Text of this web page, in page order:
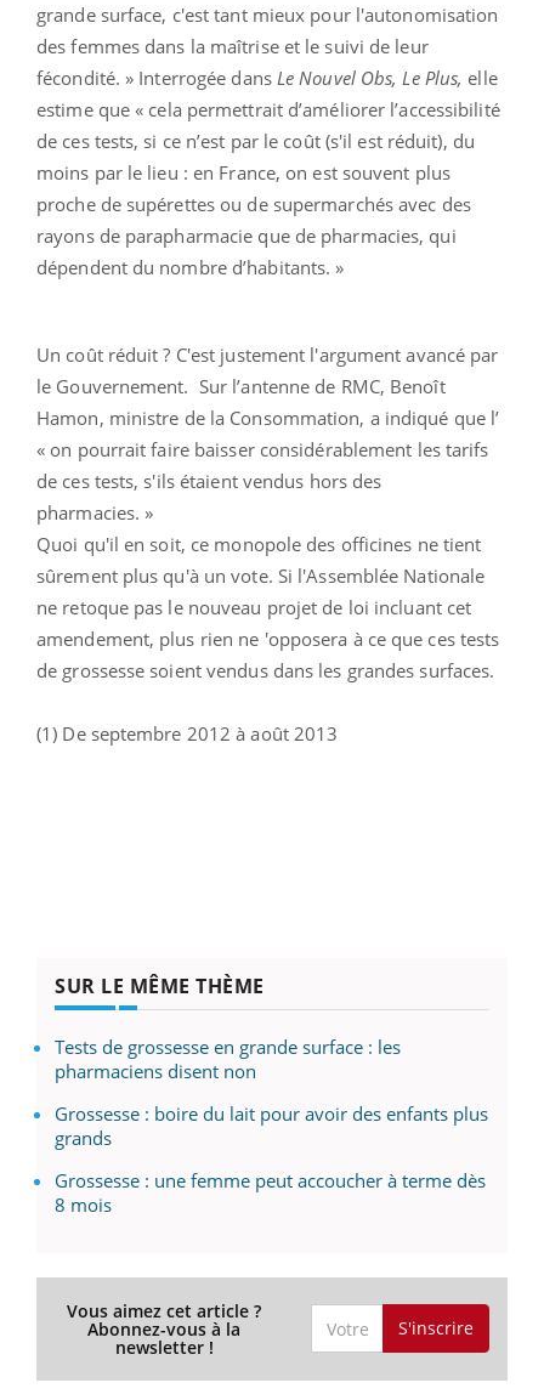
grande surface, c'est tant mieux pour l'autonomisation
des femmes dans la maîtrise et le suivi de leur
fécondité. » Interrogée dans Le Nouvel Obs, Le Plus, elle
estime que « cela permettrait d’améliorer l’accessibilité
de ces tests, si ce n’est par le coût (s'il est réduit), du
moins par le lieu : en France, on est souvent plus
proche de supérettes ou de supermarchés avec des
rayons de parapharmacie que de pharmacies, qui
dépendent du nombre d’habitants. »
Un coût réduit ? C'est justement l'argument avancé par
le Gouvernement. Sur l’antenne de RMC, Benoît
Hamon, ministre de la Consommation, a indiqué que l’
« on pourrait faire baisser considérablement les tarifs
de ces tests, s'ils étaient vendus hors des
pharmacies. »
Quoi qu'il en soit, ce monopole des officines ne tient
sûrement plus qu'à un vote. Si l'Assemblée Nationale
ne retoque pas le nouveau projet de loi incluant cet
amendement, plus rien ne 'opposera à ce que ces tests
de grossesse soient vendus dans les grandes surfaces.
(1) De septembre 2012 à août 2013
SUR LE MÊME THÈME
Tests de grossesse en grande surface : les
pharmaciens disent non
Grossesse : boire du lait pour avoir des enfants plus
grands
Grossesse : une femme peut accoucher à terme dès
8 mois
Vous aimez cet article ?
Abonnez-vous à la
newsletter !
S'inscrire